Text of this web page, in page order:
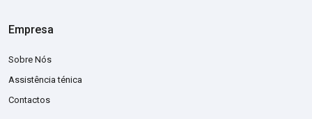
Empresa
Sobre Nós
Assistência ténica
Contactos